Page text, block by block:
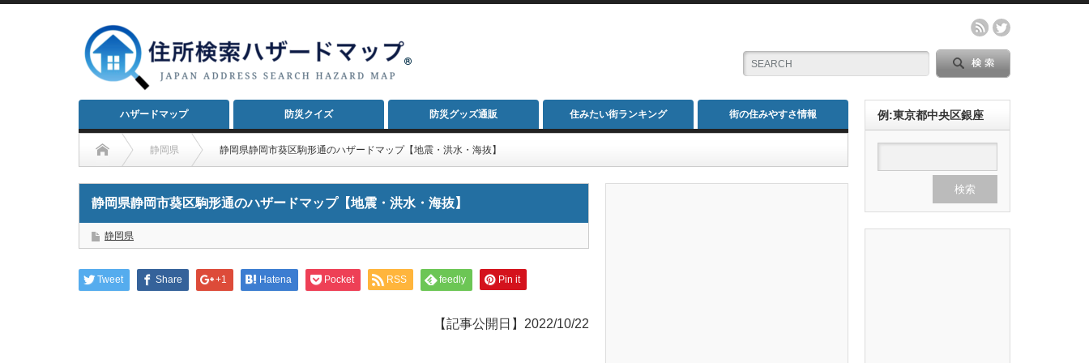
ハザードマップ 防災クイズ 防災グッズ通販 住みたい街ランキング 街の住みやすさ情報
静岡県 静岡県静岡市葵区駒形通のハザードマップ【地震・洪水・海抜】
静岡県静岡市葵区駒形通のハザードマップ【地震・洪水・海抜】
静岡県
Tweet Share +1 Hatena Pocket RSS feedly Pin it
【記事公開日】2022/10/22
例:東京都中央区銀座